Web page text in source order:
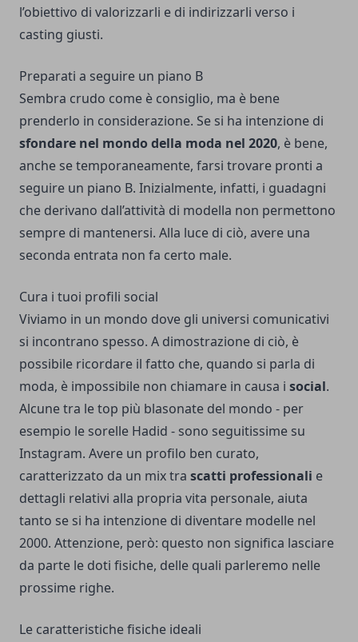
l’obiettivo di valorizzarli e di indirizzarli verso i
casting giusti.
Preparati a seguire un piano B
Sembra crudo come è consiglio, ma è bene
prenderlo in considerazione. Se si ha intenzione di
sfondare nel mondo della moda nel 2020, è bene,
anche se temporaneamente, farsi trovare pronti a
seguire un piano B. Inizialmente, infatti, i guadagni
che derivano dall’attività di modella non permettono
sempre di mantenersi. Alla luce di ciò, avere una
seconda entrata non fa certo male.
Cura i tuoi profili social
Viviamo in un mondo dove gli universi comunicativi
si incontrano spesso. A dimostrazione di ciò, è
possibile ricordare il fatto che, quando si parla di
moda, è impossibile non chiamare in causa i social.
Alcune tra le top più blasonate del mondo - per
esempio le sorelle Hadid - sono seguitissime su
Instagram. Avere un profilo ben curato,
caratterizzato da un mix tra scatti professionali e
dettagli relativi alla propria vita personale, aiuta
tanto se si ha intenzione di diventare modelle nel
2000. Attenzione, però: questo non significa lasciare
da parte le doti fisiche, delle quali parleremo nelle
prossime righe.
Le caratteristiche fisiche ideali